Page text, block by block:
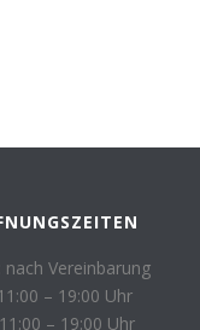
nach Vereinbarung
– 19:00 Uhr
– 19:00 Uhr